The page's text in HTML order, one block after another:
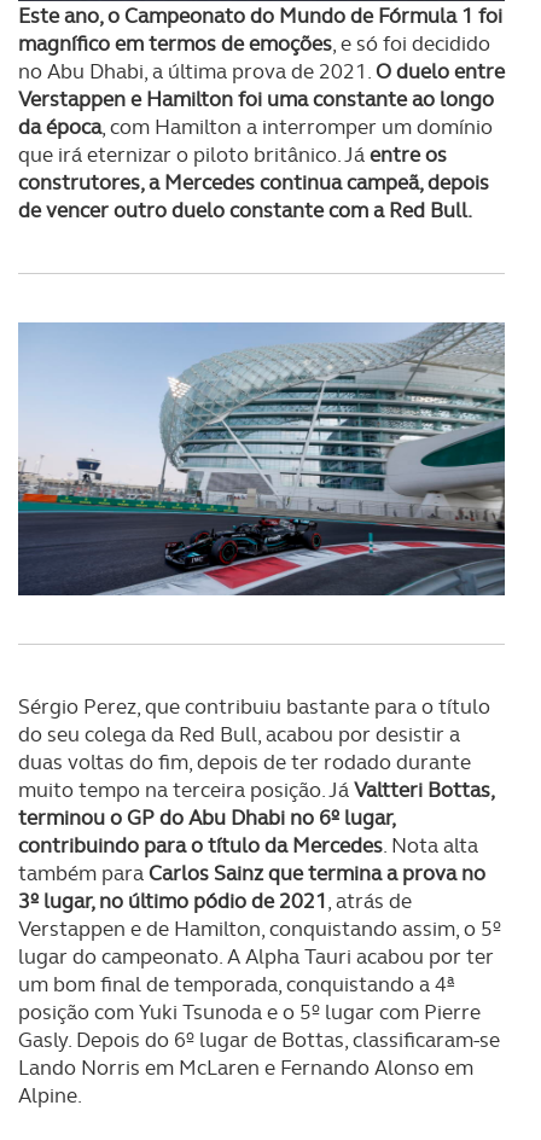
Este ano, o Campeonato do Mundo de Fórmula 1 foi
magnífico em termos de emoções, e só foi decidido
no Abu Dhabi, a última prova de 2021.O duelo entre
Verstappen e Hamilton foi uma constante ao longo
da época, com Hamilton a interromper um domínio
que irá eternizar o piloto britânico. Jáentre os
construtores, a Mercedes continua campeã, depois
de vencer outro duelo constante com a Red Bull.
Sérgio Perez, que contribuiu bastante para o título
do seu colega da Red Bull, acabou por desistir a
duas voltas do fim, depois de ter rodado durante
muito tempo na terceira posição. JáValtteri Bottas,
terminou o GP do Abu Dhabi no 6º lugar,
contribuindo para o título da Mercedes. Nota alta
também paraCarlos Sainz que termina a prova no
3º lugar, no último pódio de 2021, atrás de
Verstappen e de Hamilton, conquistando assim, o 5º
lugar do campeonato. A Alpha Tauri acabou por ter
um bom final de temporada, conquistando a 4ª
posição com Yuki Tsunoda e o 5º lugar com Pierre
Gasly. Depois do 6º lugar de Bottas, classificaram-se
Lando Norris em McLaren e Fernando Alonso em
Alpine.